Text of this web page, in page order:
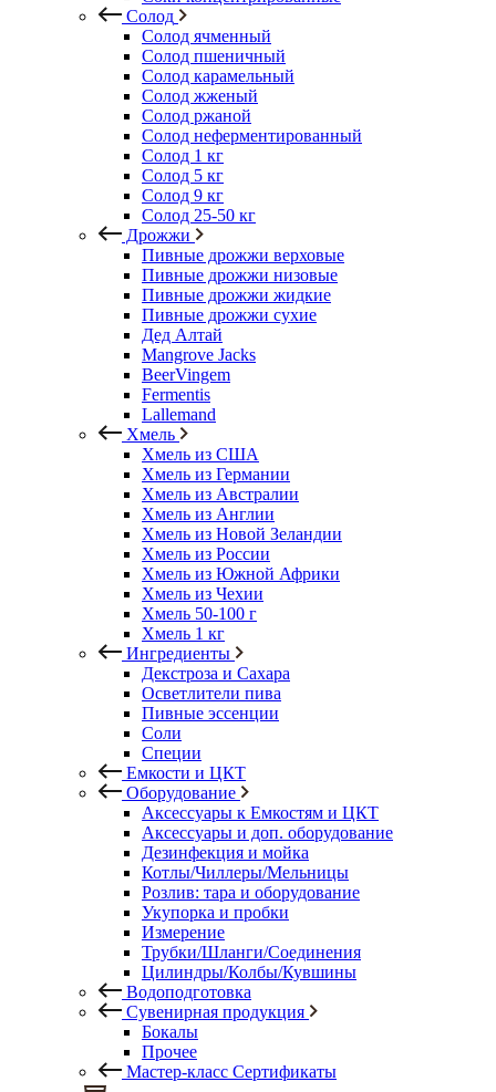
Солод
Солод ячменный
Солод пшеничный
Солод карамельный
Солод жженый
Солод ржаной
Солод неферментированный
Солод 1 кг
Солод 5 кг
Солод 9 кг
Солод 25-50 кг
Дрожжи
Пивные дрожжи верховые
Пивные дрожжи низовые
Пивные дрожжи жидкие
Пивные дрожжи сухие
Дед Алтай
Mangrove Jacks
BeerVingem
Fermentis
Lallemand
Хмель
Хмель из США
Хмель из Германии
Хмель из Австралии
Хмель из Англии
Хмель из Новой Зеландии
Хмель из России
Хмель из Южной Африки
Хмель из Чехии
Хмель 50-100 г
Хмель 1 кг
Ингредиенты
Декстроза и Сахара
Осветлители пива
Пивные эссенции
Соли
Специи
Емкости и ЦКТ
Оборудование
Аксессуары к Емкостям и ЦКТ
Аксессуары и доп. оборудование
Дезинфекция и мойка
Котлы/Чиллеры/Мельницы
Розлив: тара и оборудование
Укупорка и пробки
Измерение
Трубки/Шланги/Соединения
Цилиндры/Колбы/Кувшины
Водоподготовка
Сувенирная продукция
Бокалы
Прочее
Мастер-класс Сертификаты